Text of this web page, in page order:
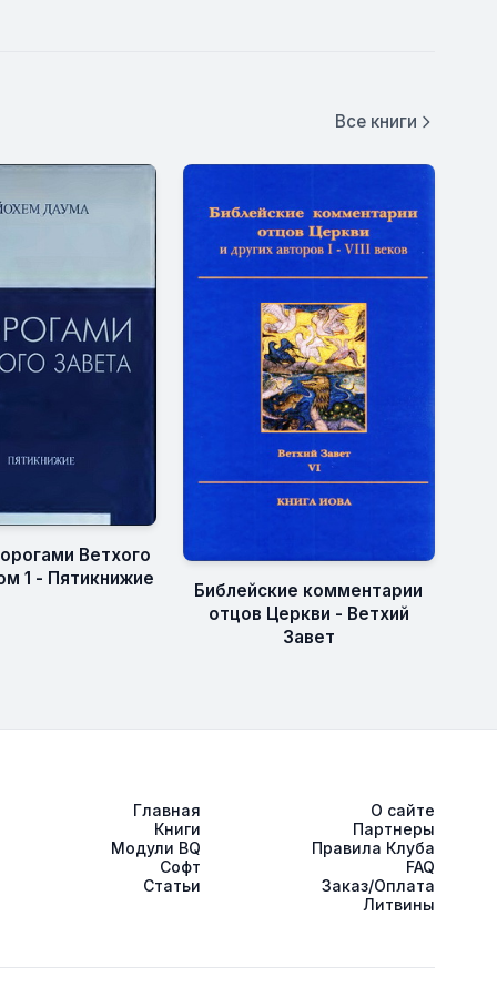
Все книги
Ветхого
1 - Пятикнижие
Библейские комментарии
отцов Церкви - Ветхий
Завет
Главная
Книги
Модули BQ
Софт
Статьи
О сайте
Партнеры
Правила Клуба
FAQ
Заказ/Оплата
Литвины